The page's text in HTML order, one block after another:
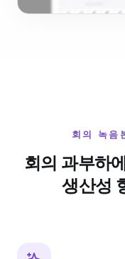
회의 녹음
회의 과부하
생산성